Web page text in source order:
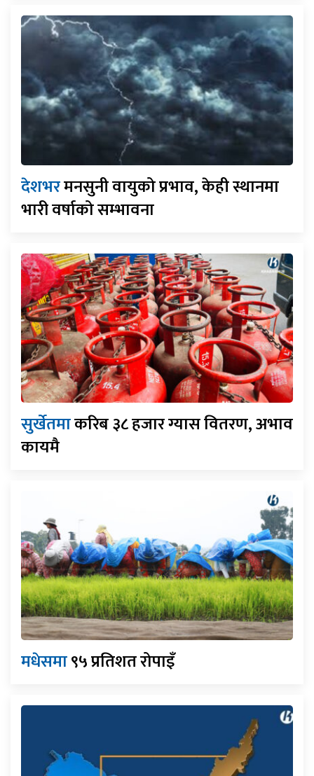
देशभरमनसुनी वायुको प्रभाव, केही स्थानमा
भारी वर्षाको सम्भावना
सुर्खेतमाकरिब ३८ हजार ग्यास वितरण, अभाव
कायमै
मधेसमा९५ प्रतिशत रोपाइँ